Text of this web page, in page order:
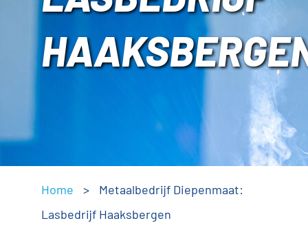
Home >
Metaalbedrijf Diepenmaat:
Lasbedrijf Haaksbergen